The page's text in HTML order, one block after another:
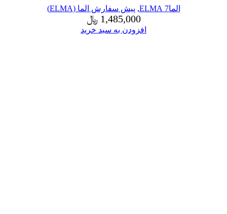
الما7 ELMA , پیش سفارش الما (ELMA)
1,485,000 ﷼
افزودن به سبد خرید